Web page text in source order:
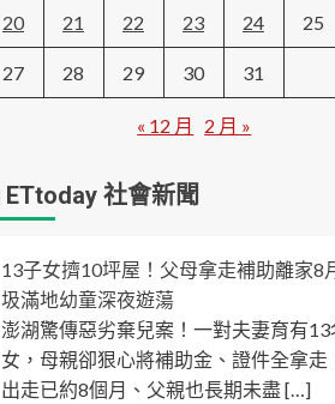
20 21 22 23 24 25
27 28 29 30 31
« 12 月 2 月 »
ETtoday 社會新聞
13子女擠10坪屋！父母拿走補助離家
圾滿地幼童深夜遊蕩
澎湖驚傳惡劣棄兒案！一對夫妻育有13
女，母親卻狠心將補助金、證件全拿走
出走已約8個月、父親也長期未盡 […]